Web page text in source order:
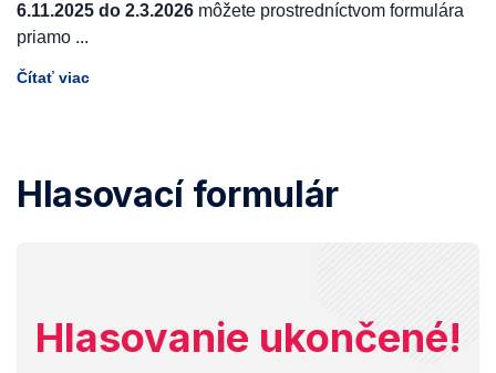
6.11.2025 do 2.3.2026 môžete prostredníctvom formulára
priamo ...
Čítať viac
Hlasovací formulár
Hlasovanie ukončené!